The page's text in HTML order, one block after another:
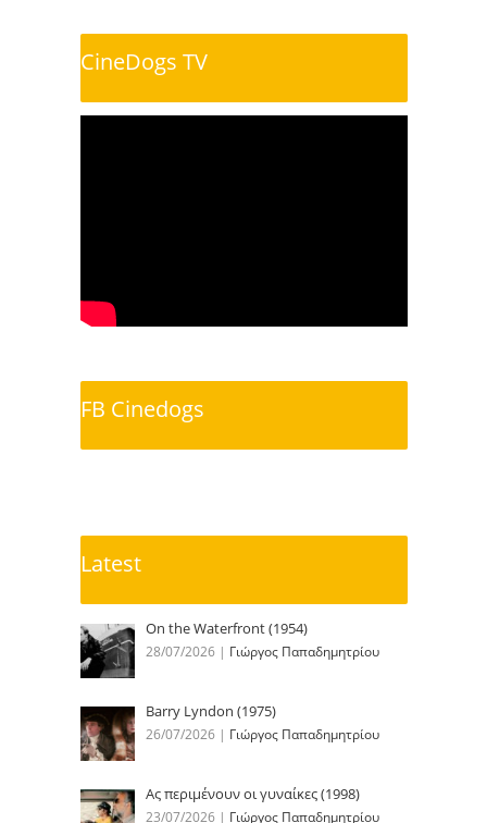
CineDogs TV
FB Cinedogs
Latest
On the Waterfront (1954)
28/07/2026 | Γιώργος Παπαδημητρίου
Barry Lyndon (1975)
26/07/2026 | Γιώργος Παπαδημητρίου
Ας περιμένουν οι γυναίκες (1998)
23/07/2026 | Γιώργος Παπαδημητρίου